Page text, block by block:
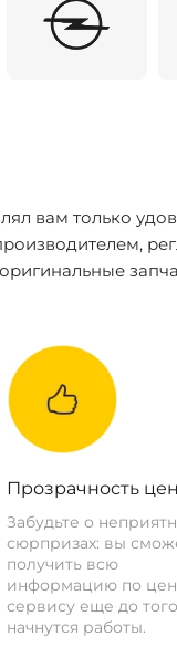
вам только
Прозрачность
Забудьте о
сюрпризах: вы
получить всю
информацию по
сервису еще до
начнутся работы.